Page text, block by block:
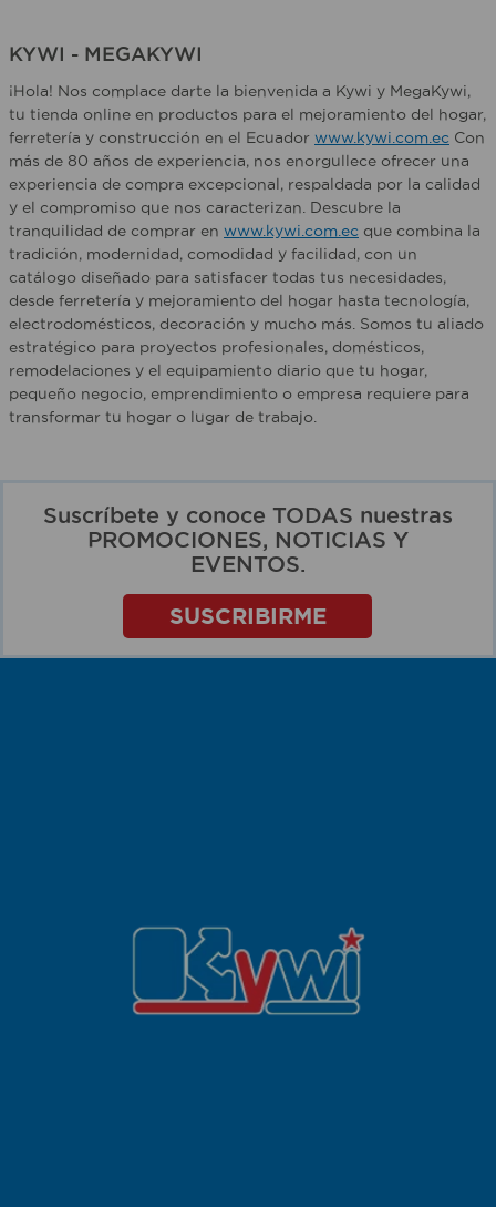
KYWI - MEGAKYWI
¡Hola! Nos complace darte la bienvenida a Kywi y MegaKywi,
tu tienda online en productos para el mejoramiento del hogar,
ferretería y construcción en el Ecuador www.kywi.com.ec Con
más de 80 años de experiencia, nos enorgullece ofrecer una
experiencia de compra excepcional, respaldada por la calidad
y el compromiso que nos caracterizan. Descubre la
tranquilidad de comprar en www.kywi.com.ec que combina la
tradición, modernidad, comodidad y facilidad, con un
catálogo diseñado para satisfacer todas tus necesidades,
desde ferretería y mejoramiento del hogar hasta tecnología,
electrodomésticos, decoración y mucho más. Somos tu aliado
estratégico para proyectos profesionales, domésticos,
remodelaciones y el equipamiento diario que tu hogar,
pequeño negocio, emprendimiento o empresa requiere para
transformar tu hogar o lugar de trabajo.
Suscríbete y conoce TODAS nuestras
PROMOCIONES, NOTICIAS Y
EVENTOS.
SUSCRIBIRME